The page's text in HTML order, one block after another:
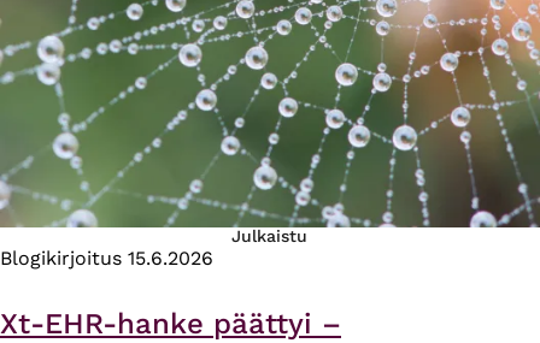
Julkaistu
Blogikirjoitus 15.6.2026
Xt-EHR-hanke päättyi –